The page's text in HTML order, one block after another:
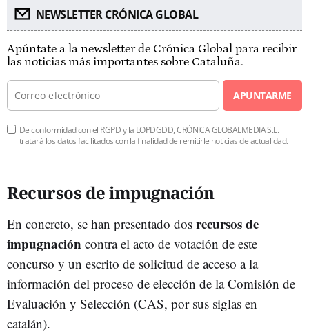
NEWSLETTER CRÓNICA GLOBAL
Apúntate a la newsletter de Crónica Global para recibir
las noticias más importantes sobre Cataluña.
APUNTARME
De conformidad con el RGPD y la LOPDGDD, CRÓNICA GLOBALMEDIA S.L.
tratará los datos facilitados con la finalidad de remitirle noticias de actualidad.
Recursos de impugnación
En concreto, se han presentado dos recursos de
impugnación contra el acto de votación de este
concurso y un escrito de solicitud de acceso a la
información del proceso de elección de la Comisión de
Evaluación y Selección (CAS, por sus siglas en
catalán).